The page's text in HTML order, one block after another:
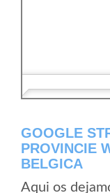
GOOGLE
PROVINCIE
BELGICA
Aqui os